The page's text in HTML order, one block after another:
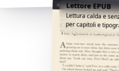
Lettore EPUB
Lettura calda e
per capitoli e